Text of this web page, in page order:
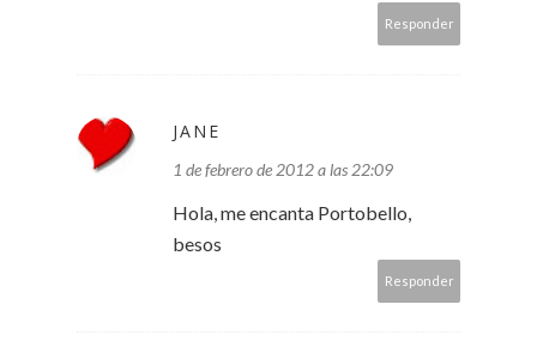
Responder
JANE
1 de febrero de 2012 a las 22:09
Hola, me encanta Portobello,
besos
Responder